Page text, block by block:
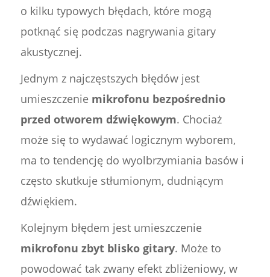
o kilku typowych błędach, które mogą
potknąć się podczas nagrywania gitary
akustycznej.
Jednym z najczęstszych błędów jest
umieszczenie mikrofonu bezpośrednio
przed otworem dźwiękowym. Chociaż
może się to wydawać logicznym wyborem,
ma to tendencję do wyolbrzymiania basów i
często skutkuje stłumionym, dudniącym
dźwiękiem.
Kolejnym błędem jest umieszczenie
mikrofonu zbyt blisko gitary. Może to
powodować tak zwany efekt zbliżeniowy, w